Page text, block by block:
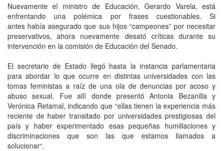
Nuevamente el ministro de Educación, Gerardo Varela, está
enfrentando una polémica por frases cuestionables. Si
antes había asegurado que sus hijos “campeones” por necesitar
preservativos, ahora nuevamente desató críticas durante su
intervención en la comisión de Educación del Senado.
El secretario de Estado llegó hasta la instancia parlamentaria
para abordar lo que ocurre en distintas universidades con las
tomas feministas a raíz de una ola de denuncias por acoso y
abuso sexual. Fue allí donde presentó Antonia Bezanilla y
Verónica Retamal, indicando que “ellas tienen la experiencia más
reciente de haber transitado por universidades prestigiosas del
país y haber experimentado esas pequeñas humillaciones y
discriminaciones que son las que estamos llamados a
solucionar“.